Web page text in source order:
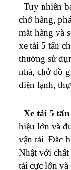
Tuy nhiên
chở hàng,
mặt hàng và
xe tải 5 tấn
thường sử
nhà, chở đồ
điện lạnh,
Xe tải 5 tấn
hiệu lớn và
vận tải. Đặc
Nhật với chất
tải cực lớn và